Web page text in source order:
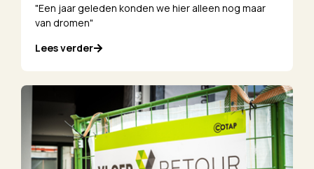
"Een jaar geleden konden we hier alleen nog maar
van dromen"
Lees verder